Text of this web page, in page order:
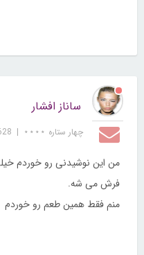
ساناز افشار
چهار ستاره ⋆⋆⋆⋆ |
من این نوشیدنی رو خوردم
فرش می شه.
منم فقط همین طعم رو خوردم